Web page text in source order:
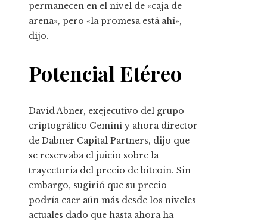
permanecen en el nivel de «caja de
arena», pero «la promesa está ahí»,
dijo.
Potencial Etéreo
David Abner, exejecutivo del grupo
criptográfico Gemini y ahora director
de Dabner Capital Partners, dijo que
se reservaba el juicio sobre la
trayectoria del precio de bitcoin. Sin
embargo, sugirió que su precio
podría caer aún más desde los niveles
actuales dado que hasta ahora ha